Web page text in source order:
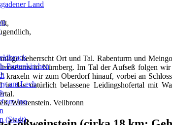
beherrscht Ort und Tal. Rabenturm und
in Nürnberg. Im Tal der Aufseß folgen
kraxeln wir zum Oberdorf hinauf, vorbei an
in das natürlich belassene Leidingshofertal mit
Wüstenstein. Veilbronn
Land
Partenkirchen
am Lech
am Inn
(Stadt)